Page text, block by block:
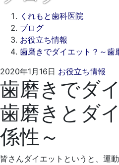
くれもと歯科医院
ブログ
お役立ち情報
歯磨きでダイエット？～歯
2020年1月16日 お役立ち情報
年
月
れ
と
院
歯磨きでダ
歯磨きとダ
係性～
皆さんダイエットというと、運